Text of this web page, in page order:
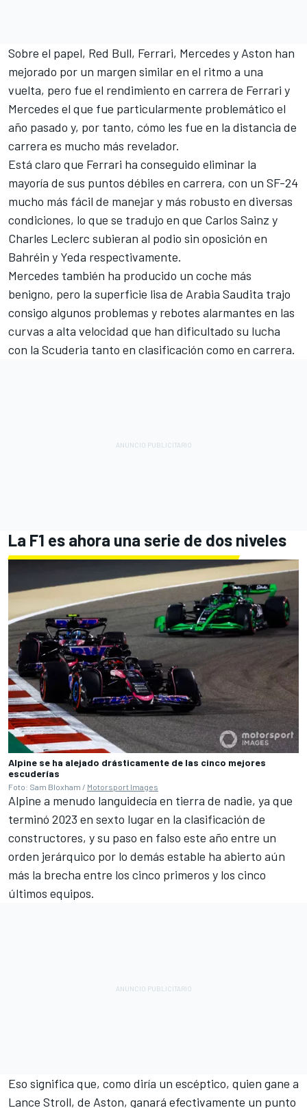
Sobre el papel, Red Bull, Ferrari, Mercedes y Aston han
mejorado por un margen similar en el ritmo a una
vuelta, pero fue el rendimiento en carrera de Ferrari y
Mercedes el que fue particularmente problemático el
año pasado y, por tanto, cómo les fue en la distancia de
carrera es mucho más revelador.
Está claro que Ferrari ha conseguido eliminar la
mayoría de sus puntos débiles en carrera, con un SF-24
mucho más fácil de manejar y más robusto en diversas
condiciones, lo que se tradujo en que Carlos Sainz y
Charles Leclerc subieran al podio sin oposición en
Bahréin y Yeda respectivamente.
Mercedes también ha producido un coche más
benigno, pero la superficie lisa de Arabia Saudita trajo
consigo algunos problemas y rebotes alarmantes en las
curvas a alta velocidad que han dificultado su lucha
con la Scuderia tanto en clasificación como en carrera.
La F1 es ahora una serie de dos niveles
Alpine se ha alejado drásticamente de las cinco mejores
escuderías
Foto: Sam Bloxham / Motorsport Images
Alpine a menudo languidecía en tierra de nadie, ya que
terminó 2023 en sexto lugar en la clasificación de
constructores, y su paso en falso este año entre un
orden jerárquico por lo demás estable ha abierto aún
más la brecha entre los cinco primeros y los cinco
últimos equipos.
Eso significa que, como diría un escéptico, quien gane a
Lance Stroll, de Aston, ganará efectivamente un punto